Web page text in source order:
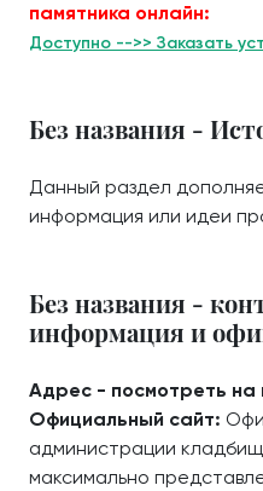
памятника онлайн:
Доступно -->> Заказать
Без названия -
Данный раздел
информация или идеи
Без названия -
информация и
Адрес - посмотреть на
Официальный сайт:
администрации
максимально